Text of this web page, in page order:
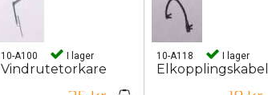
10-A100 I lager
Vindrutetorkare
10-A118 I lager
Elkopplingskabel